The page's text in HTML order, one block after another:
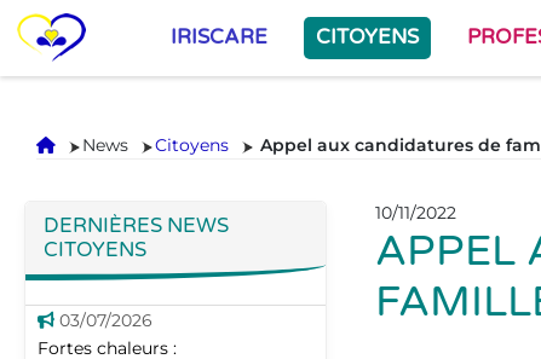
IRISCARE CITOYENS
Accueil
News Citoyens Appel aux candidatures de
DERNIÈRES NEWS
CITOYENS
03/07/2026
Fortes chaleurs :
10/11/2022
APPEL